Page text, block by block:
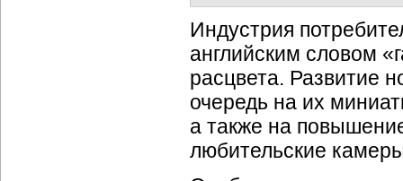
Индустрия
английским словом
расцвета. Развитие
очередь на их
а также на
любительские